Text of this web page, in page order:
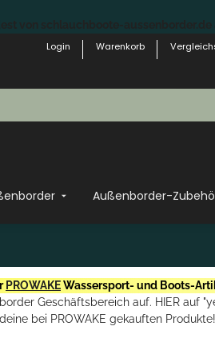
Login
Warenkorb
Außenborder-
PROWAKEWassersport- und Boots-
Geschäftsbereich auf. HIER auf
deine bei PROWAKE gekauften Produkte!